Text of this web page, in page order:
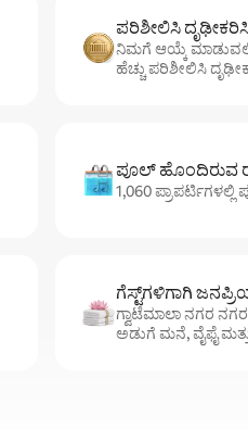
ಪರಿಶೀಲಿಸಿ
ನಿಮಗೆ ಆಯ್ಕೆ
ಹೆಚ್ಚು ಪರಿಶೀಲಿಸಿ
ಪೂಲ್ ಹೊಂದಿರುವ
1,060
ಗೆಸ್ಟ್‌ಗಳಿಗಾಗಿ
ಗ್ವಾಟೆಮಾಲಾ ನಗರ
ಅಡುಗೆ ಮನೆ, ವೈಫೈ